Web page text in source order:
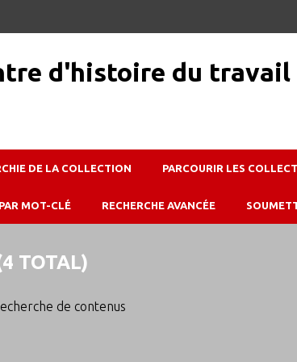
DE LA COLLECTION PARCOURIR LES
MOT-CLÉ RECHERCHE AVANCÉE
TOTAL)
de contenus